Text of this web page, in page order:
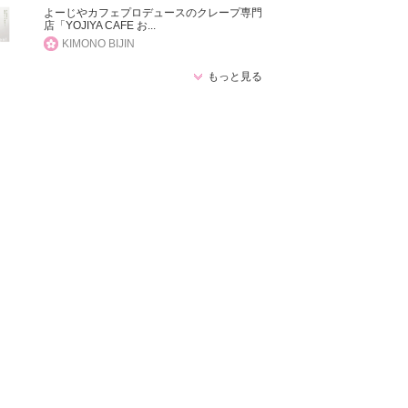
よーじやカフェプロデュースのクレープ専門
店「YOJIYA CAFE お...
KIMONO BIJIN
もっと見る